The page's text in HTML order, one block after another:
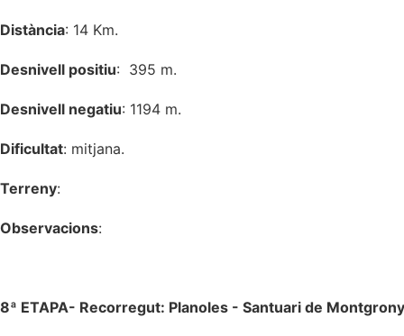
Distància: 14 Km.
Desnivell positiu: 395 m.
Desnivell negatiu: 1194 m.
Dificultat: mitjana.
Terreny:
Observacions:
8ª ETAPA- Recorregut: Planoles - Santuari de